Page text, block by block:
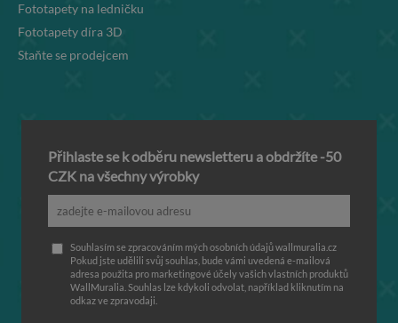
Fototapety na ledničku
Fototapety díra 3D
Staňte se prodejcem
Přihlaste se k odběru newsletteru a obdržíte -50
CZK na všechny výrobky
Souhlasím se zpracováním mých osobních údajů wallmuralia.cz
Pokud jste udělili svůj souhlas, bude vámi uvedená e-mailová
adresa použita pro marketingové účely vašich vlastních produktů
WallMuralia. Souhlas lze kdykoli odvolat, například kliknutím na
odkaz ve zpravodaji.